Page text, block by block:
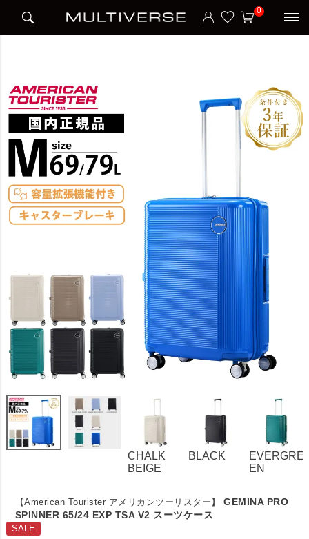
0
GEMINA PRO SPINNER 65/24 EXP TSA V2 スーツケース
CHALK
BEIGE
BLACK
EVERGRE
EN
【American Tourister アメリカンツーリスター】
GEMINA PRO
SPINNER 65/24 EXP TSA V2 スーツケース
SALE